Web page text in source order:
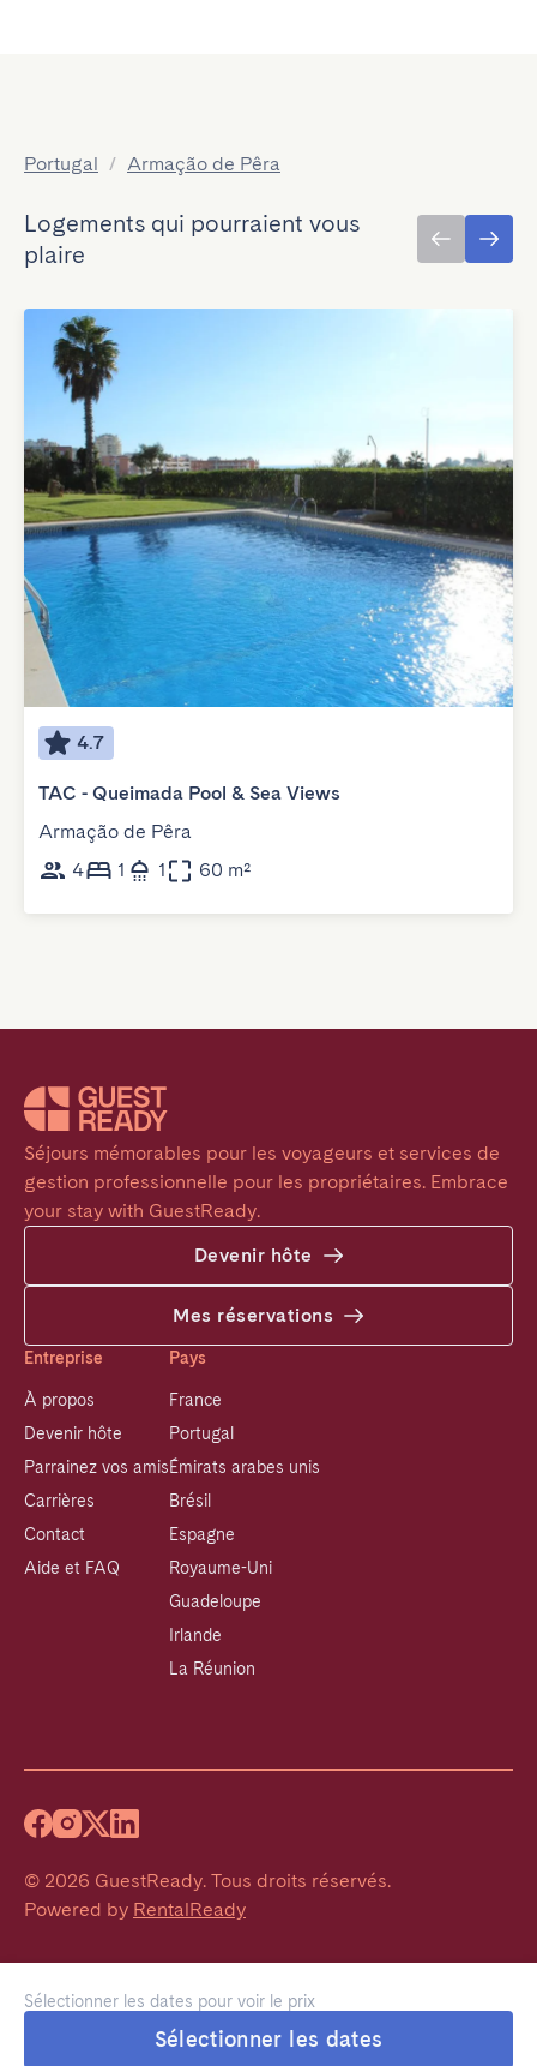
Sélectionner les dates pour voir le prix
Sélectionner les dates
Portugal / Armação de Pêra
Logements qui pourraient vous
plaire
4.7
TAC - Queimada Pool & Sea Views
Armação de Pêra
4
1 1 60 m²
Séjours mémorables pour les voyageurs et services de
gestion professionnelle pour les propriétaires. Embrace
your stay with GuestReady.
Devenir hôte
Mes réservations
Entreprise
À propos
Devenir hôte
Parrainez vos amis
Carrières
Contact
Aide et FAQ
Pays
France
Portugal
Émirats arabes unis
Brésil
Espagne
Royaume-Uni
Guadeloupe
Irlande
La Réunion
© 2026 GuestReady. Tous droits réservés.
Powered by RentalReady